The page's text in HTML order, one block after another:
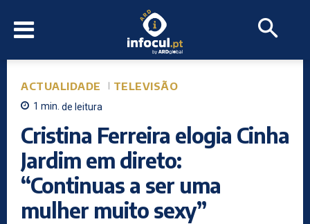
ACTUALIDADE TELEVISÃO
1 min. de leitura
Cristina Ferreira elogia Cinha
Jardim em direto:
“Continuas a ser uma
mulher muito sexy”